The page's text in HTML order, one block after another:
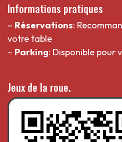
Informations pratiques
– Réservations:
votre table
– Parking: Disponible pour
Jeux de la roue.